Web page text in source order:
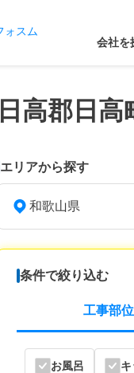
会社を
日高郡日
エリアから探す
和歌山県
条件で絞り込む
工事部位
お風呂